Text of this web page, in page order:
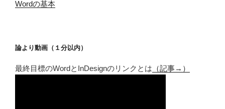
Wordの基本
論より動画（１分以内）
最終目標のWordとInDesignのリンクとは （記事→）